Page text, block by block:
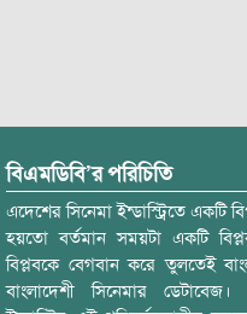
বিএমডিবি’র পরিচিতি
এদেশের সিনেমা ইন্ডাস্ট্রিতে একটি
হয়তো বর্তমান সময়টা একটি
বিপ্লবকে বেগবান করে তুলতেই
বাংলাদেশী সিনেমার ডেটাবেজ।